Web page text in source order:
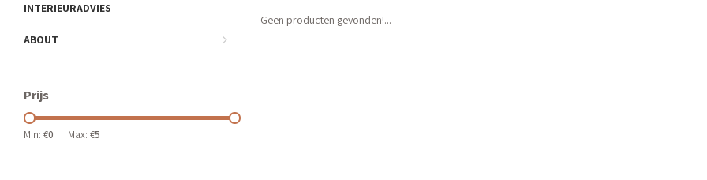
INTERIEURADVIES
ABOUT
Prijs
Min: €0 Max: €5
Geen producten gevonden!...